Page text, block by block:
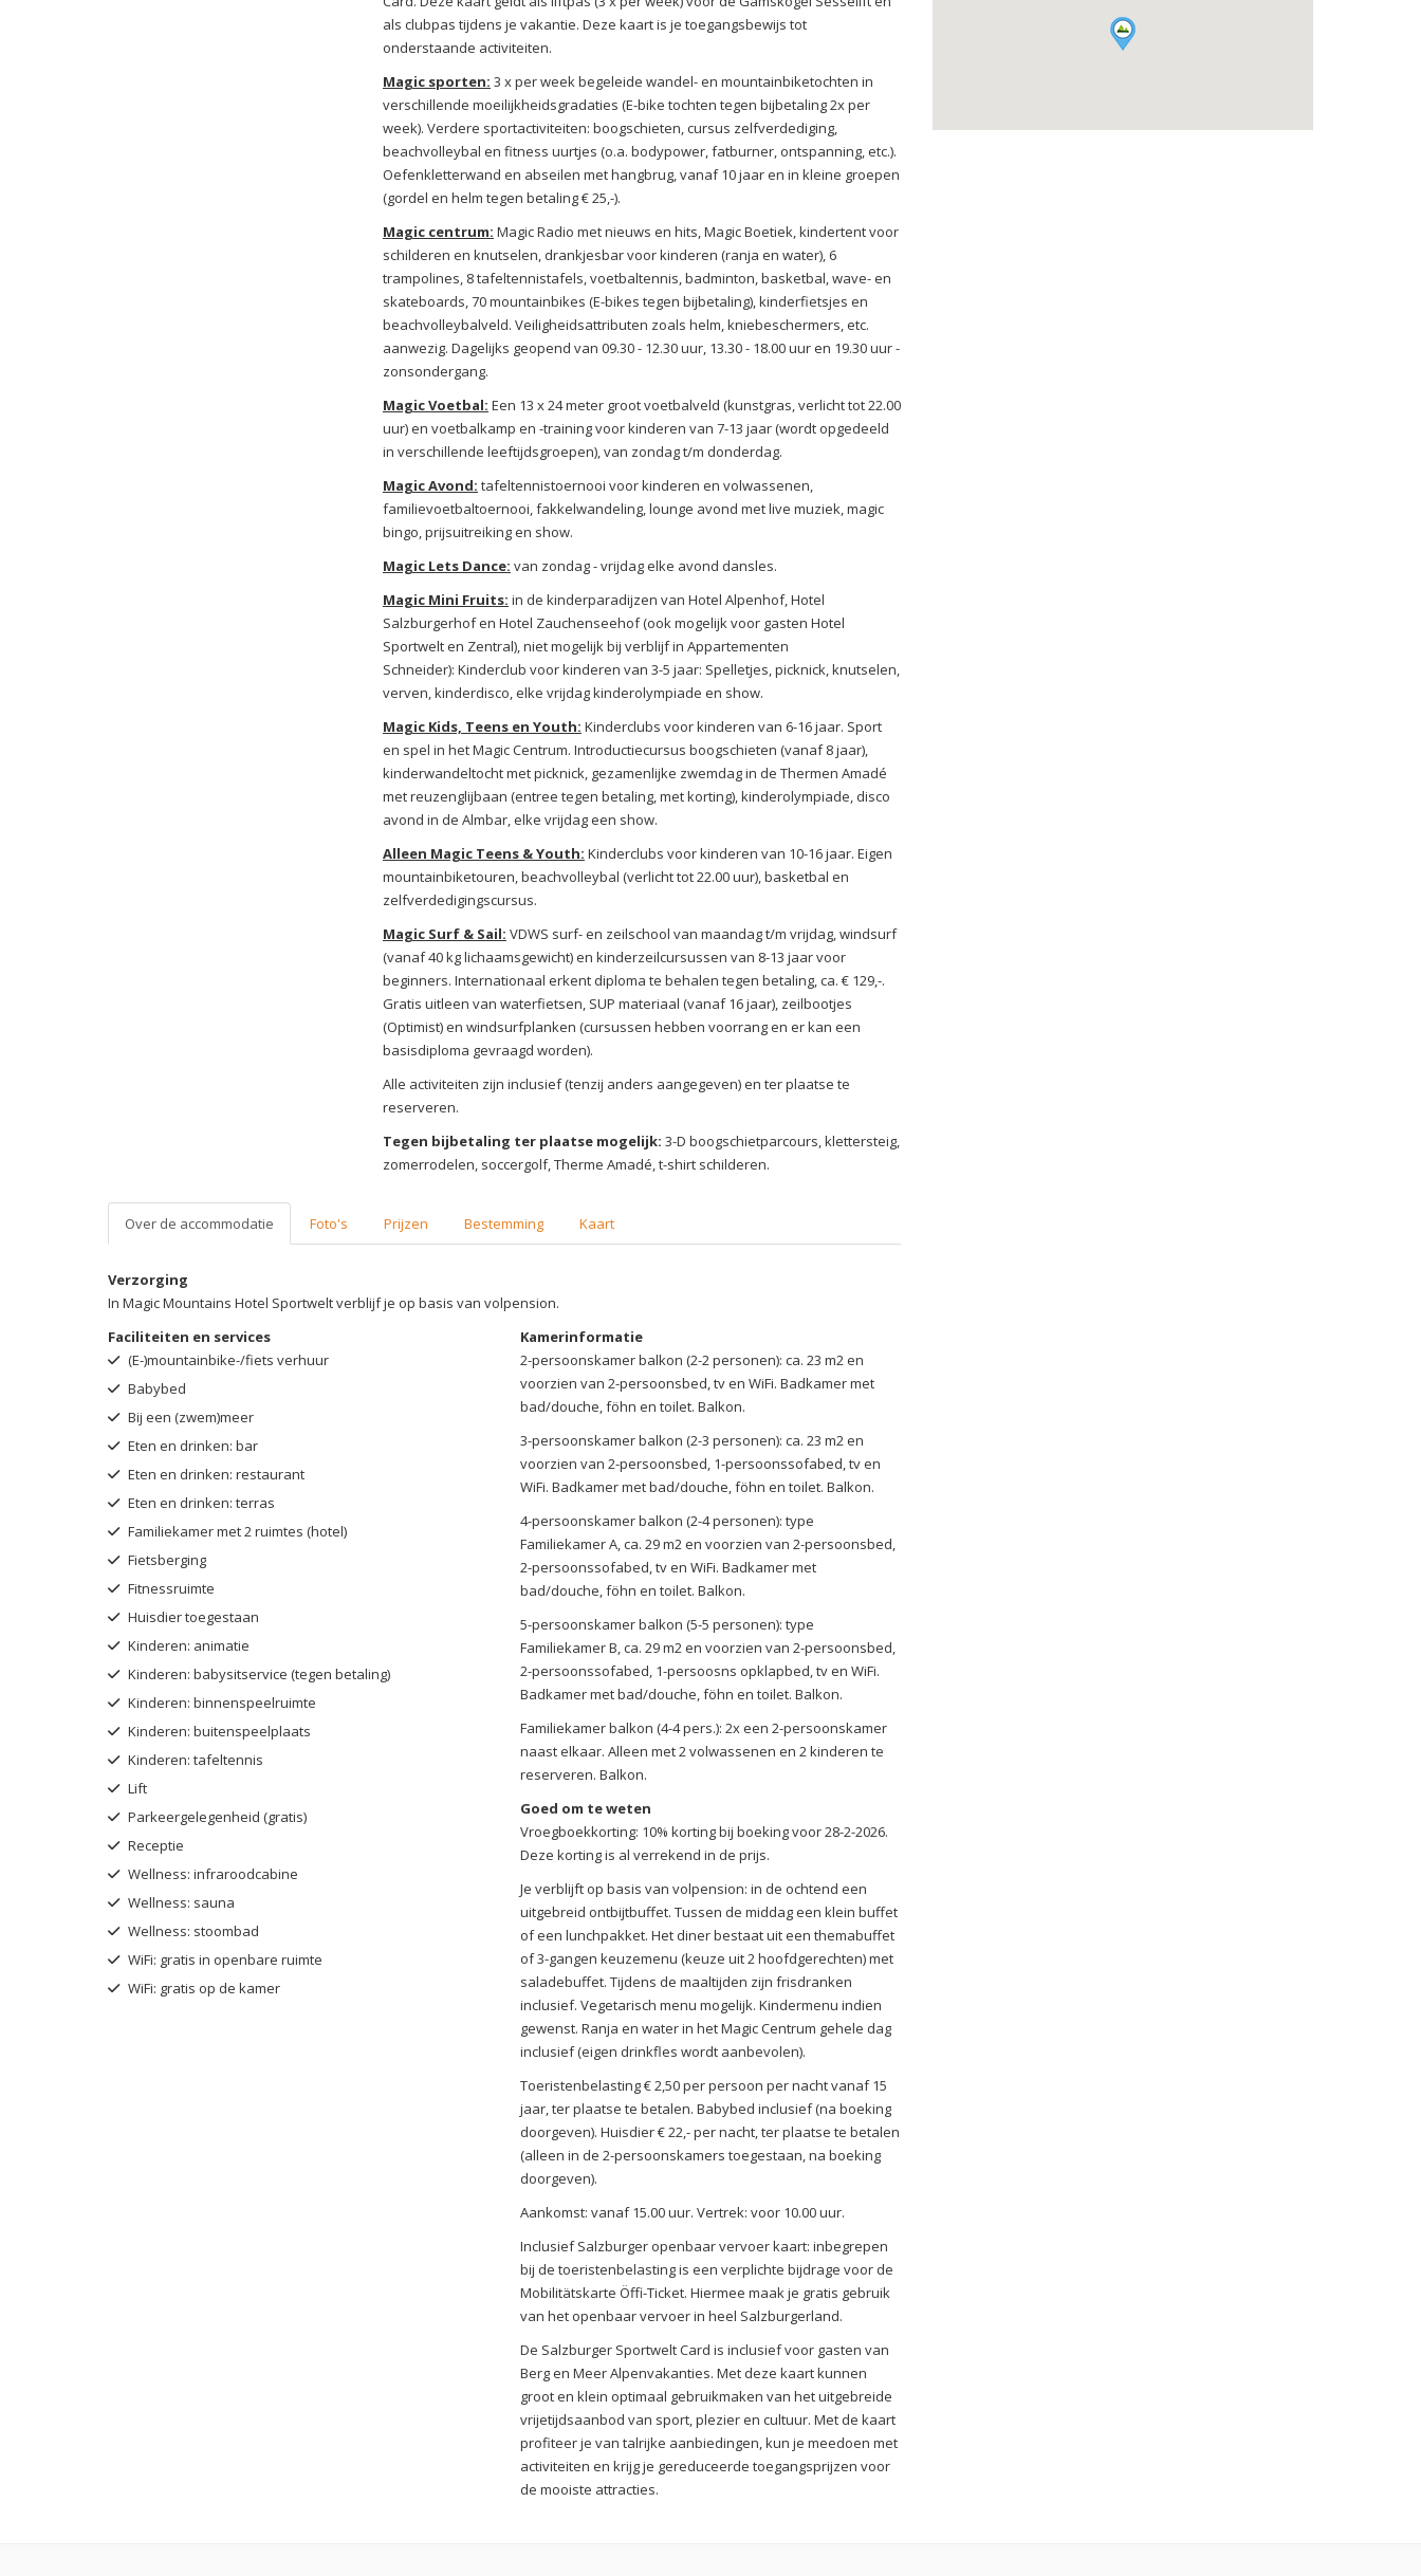
als clubpas tijdens je vakantie. Deze kaart is je toegangsbewijs tot
onderstaande activiteiten.
Magic sporten: 3 x per week begeleide wandel- en mountainbiketochten in
verschillende moeilijkheidsgradaties (E-bike tochten tegen bijbetaling 2x per
week). Verdere sportactiviteiten: boogschieten, cursus zelfverdediging,
beachvolleybal en fitness uurtjes (o.a. bodypower, fatburner, ontspanning, etc.).
Oefenkletterwand en abseilen met hangbrug, vanaf 10 jaar en in kleine groepen
(gordel en helm tegen betaling € 25,-).
Magic centrum: Magic Radio met nieuws en hits, Magic Boetiek, kindertent voor
schilderen en knutselen, drankjesbar voor kinderen (ranja en water), 6
trampolines, 8 tafeltennistafels, voetbaltennis, badminton, basketbal, wave- en
skateboards, 70 mountainbikes (E-bikes tegen bijbetaling), kinderfietsjes en
beachvolleybalveld. Veiligheidsattributen zoals helm, kniebeschermers, etc.
aanwezig. Dagelijks geopend van 09.30 - 12.30 uur, 13.30 - 18.00 uur en 19.30 uur -
zonsondergang.
Magic Voetbal: Een 13 x 24 meter groot voetbalveld (kunstgras, verlicht tot 22.00
uur) en voetbalkamp en -training voor kinderen van 7-13 jaar (wordt opgedeeld
in verschillende leeftijdsgroepen), van zondag t/m donderdag.
Magic Avond: tafeltennistoernooi voor kinderen en volwassenen,
familievoetbaltoernooi, fakkelwandeling, lounge avond met live muziek, magic
bingo, prijsuitreiking en show.
Magic Lets Dance: van zondag - vrijdag elke avond dansles.
Magic Mini Fruits: in de kinderparadijzen van Hotel Alpenhof, Hotel
Salzburgerhof en Hotel Zauchenseehof (ook mogelijk voor gasten Hotel
Sportwelt en Zentral), niet mogelijk bij verblijf in Appartementen
Schneider): Kinderclub voor kinderen van 3-5 jaar: Spelletjes, picknick, knutselen,
verven, kinderdisco, elke vrijdag kinderolympiade en show.
Magic Kids, Teens en Youth: Kinderclubs voor kinderen van 6-16 jaar. Sport
en spel in het Magic Centrum. Introductiecursus boogschieten (vanaf 8 jaar),
kinderwandeltocht met picknick, gezamenlijke zwemdag in de Thermen Amadé
met reuzenglijbaan (entree tegen betaling, met korting), kinderolympiade, disco
avond in de Almbar, elke vrijdag een show.
Alleen Magic Teens & Youth: Kinderclubs voor kinderen van 10-16 jaar. Eigen
mountainbiketouren, beachvolleybal (verlicht tot 22.00 uur), basketbal en
zelfverdedigingscursus.
Magic Surf & Sail: VDWS surf- en zeilschool van maandag t/m vrijdag, windsurf
(vanaf 40 kg lichaamsgewicht) en kinderzeilcursussen van 8-13 jaar voor
beginners. Internationaal erkent diploma te behalen tegen betaling, ca. € 129,-.
Gratis uitleen van waterfietsen, SUP materiaal (vanaf 16 jaar), zeilbootjes
(Optimist) en windsurfplanken (cursussen hebben voorrang en er kan een
basisdiploma gevraagd worden).
Alle activiteiten zijn inclusief (tenzij anders aangegeven) en ter plaatse te
reserveren.
Tegen bijbetaling ter plaatse mogelijk: 3-D boogschietparcours, klettersteig,
zomerrodelen, soccergolf, Therme Amadé, t-shirt schilderen.
Over de accommodatie Foto's Prijzen Bestemming Kaart
Verzorging
In Magic Mountains Hotel Sportwelt verblijf je op basis van volpension.
Faciliteiten en services
(E-)mountainbike-/fiets verhuur
Babybed
Bij een (zwem)meer
Eten en drinken: bar
Eten en drinken: restaurant
Eten en drinken: terras
Familiekamer met 2 ruimtes (hotel)
Fietsberging
Fitnessruimte
Huisdier toegestaan
Kinderen: animatie
Kinderen: babysitservice (tegen betaling)
Kinderen: binnenspeelruimte
Kinderen: buitenspeelplaats
Kinderen: tafeltennis
Lift
Parkeergelegenheid (gratis)
Receptie
Wellness: infraroodcabine
Wellness: sauna
Wellness: stoombad
WiFi: gratis in openbare ruimte
WiFi: gratis op de kamer
Kamerinformatie
2-persoonskamer balkon (2-2 personen): ca. 23 m2 en
voorzien van 2-persoonsbed, tv en WiFi. Badkamer met
bad/douche, föhn en toilet. Balkon.
3-persoonskamer balkon (2-3 personen): ca. 23 m2 en
voorzien van 2-persoonsbed, 1-persoonssofabed, tv en
WiFi. Badkamer met bad/douche, föhn en toilet. Balkon.
4-persoonskamer balkon (2-4 personen): type
Familiekamer A, ca. 29 m2 en voorzien van 2-persoonsbed,
2-persoonssofabed, tv en WiFi. Badkamer met
bad/douche, föhn en toilet. Balkon.
5-persoonskamer balkon (5-5 personen): type
Familiekamer B, ca. 29 m2 en voorzien van 2-persoonsbed,
2-persoonssofabed, 1-persoosns opklapbed, tv en WiFi.
Badkamer met bad/douche, föhn en toilet. Balkon.
Familiekamer balkon (4-4 pers.): 2x een 2-persoonskamer
naast elkaar. Alleen met 2 volwassenen en 2 kinderen te
reserveren. Balkon.
Goed om te weten
Vroegboekkorting: 10% korting bij boeking voor 28-2-2026.
Deze korting is al verrekend in de prijs.
Je verblijft op basis van volpension: in de ochtend een
uitgebreid ontbijtbuffet. Tussen de middag een klein buffet
of een lunchpakket. Het diner bestaat uit een themabuffet
of 3-gangen keuzemenu (keuze uit 2 hoofdgerechten) met
saladebuffet. Tijdens de maaltijden zijn frisdranken
inclusief. Vegetarisch menu mogelijk. Kindermenu indien
gewenst. Ranja en water in het Magic Centrum gehele dag
inclusief (eigen drinkfles wordt aanbevolen).
Toeristenbelasting € 2,50 per persoon per nacht vanaf 15
jaar, ter plaatse te betalen. Babybed inclusief (na boeking
doorgeven). Huisdier € 22,- per nacht, ter plaatse te betalen
(alleen in de 2-persoonskamers toegestaan, na boeking
doorgeven).
Aankomst: vanaf 15.00 uur. Vertrek: voor 10.00 uur.
Inclusief Salzburger openbaar vervoer kaart: inbegrepen
bij de toeristenbelasting is een verplichte bijdrage voor de
Mobilitätskarte Öffi-Ticket. Hiermee maak je gratis gebruik
van het openbaar vervoer in heel Salzburgerland.
De Salzburger Sportwelt Card is inclusief voor gasten van
Berg en Meer Alpenvakanties. Met deze kaart kunnen
groot en klein optimaal gebruikmaken van het uitgebreide
vrijetijdsaanbod van sport, plezier en cultuur. Met de kaart
profiteer je van talrijke aanbiedingen, kun je meedoen met
activiteiten en krijg je gereduceerde toegangsprijzen voor
de mooiste attracties.